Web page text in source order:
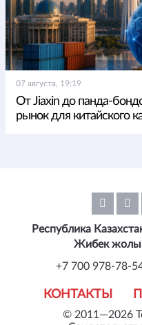
07 августа, 19:19
От Jiaxin до панда-
рынок для китайского
© 2011—2026
КОНТАКТЫ
Республика
Жибек
+7 700 978-78-